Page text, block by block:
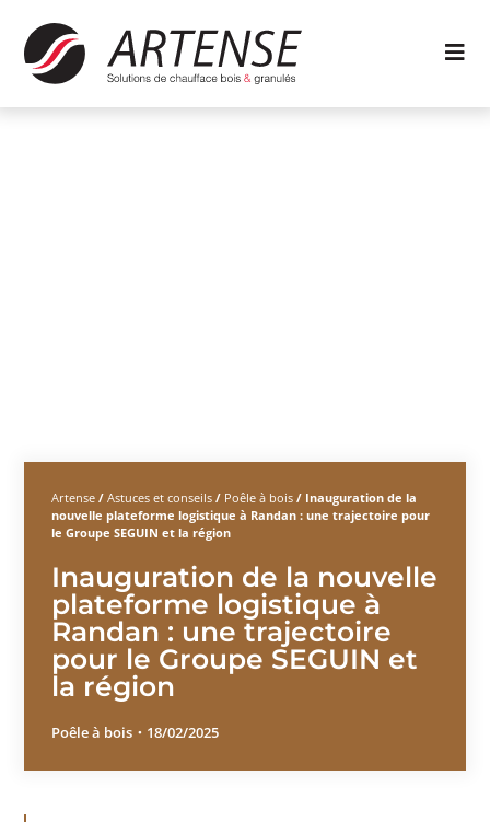
Artense /Astuces et conseils / Poêle à bois / Inauguration de la
nouvelle plateforme logistique à Randan : une trajectoire pour
le Groupe SEGUIN et la région
Inauguration de la nouvelle
plateforme logistique à
Randan : une trajectoire
pour le Groupe SEGUIN et
la région
Poêle à bois ・ 18/02/2025